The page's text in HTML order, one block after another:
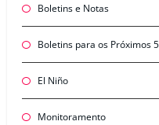
Boletins e Notas
Boletins para os Próximos
El Niño
Monitoramento